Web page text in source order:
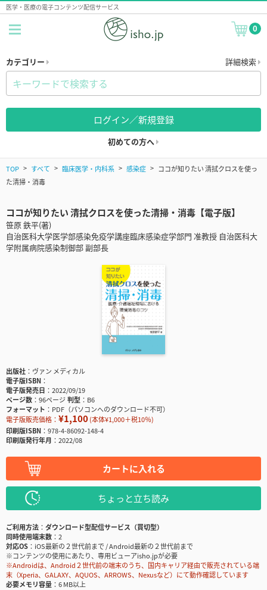
医学・医療の電子コンテンツ配信サービス
0
カテゴリー 詳細検索
ログイン／新規登録
初めての方へ
TOP すべて 臨床医学・内科系 感染症
ココが知りたい 清拭クロスを使っ
た清掃・消毒
ココが知りたい 清拭クロスを使った清掃・消毒【電子版】
笹原 鉄平(著)
自治医科大学医学部感染免疫学講座臨床感染症学部門 准教授 自治医科大
学附属病院感染制御部 副部長
出版社
ヴァン メディカル
電子版ISBN
電子版発売日
2022/09/19
ページ数
96ページ判型
B6
フォーマット
PDF（パソコンへのダウンロード不可）
電子版販売価格： ¥1,100(本体¥1,000＋税10％)
印刷版ISBN
978-4-86092-148-4
印刷版発行年月
2022/08
カートに入れる
ちょっと立ち読み
ご利用方法
ダウンロード型配信サービス（買切型）
同時使用端末数
2
対応OS
iOS最新の２世代前まで / Android最新の２世代前まで
※コンテンツの使用にあたり、専用ビューアisho.jpが必要
※Androidは、Android２世代前の端末のうち、国内キャリア経由で販売されている端
末（Xperia、GALAXY、AQUOS、ARROWS、Nexusなど）にて動作確認しています
必要メモリ容量
6 MB以上